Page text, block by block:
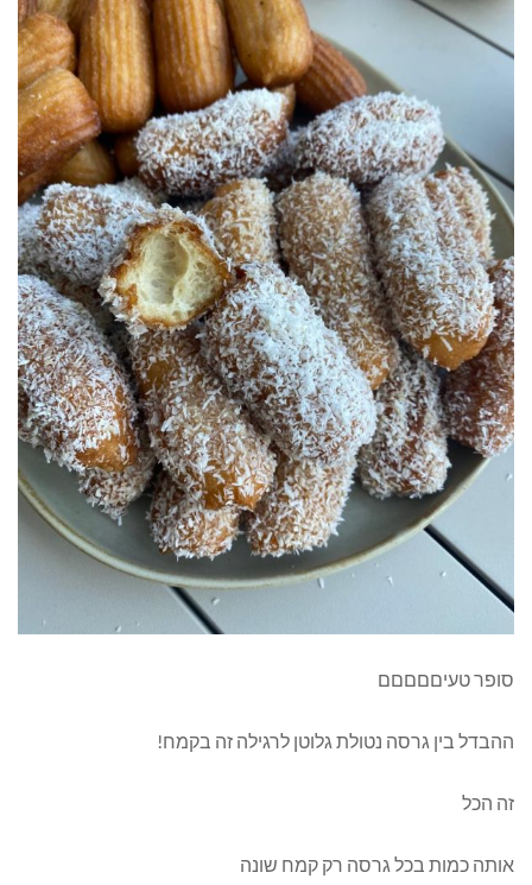
סופר טעיםםםםם
ההבדל בין גרסה נטולת גלוטן לרגילה זה בקמח!
זה הכל
אותה כמות בכל גרסה רק קמח שונה